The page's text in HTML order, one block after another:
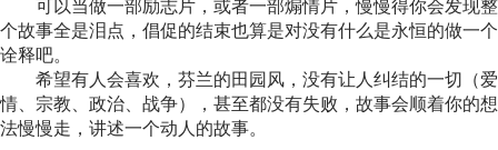
可以当做一部励志片，或者一部煽情片，慢慢得你会发现整
个故事全是泪点，倡促的结束也算是对没有什么是永恒的做一个
诠释吧。
希望有人会喜欢，芬兰的田园风，没有让人纠结的一切（爱
情、宗教、政治、战争），甚至都没有失败，故事会顺着你的想
法慢慢走，讲述一个动人的故事。